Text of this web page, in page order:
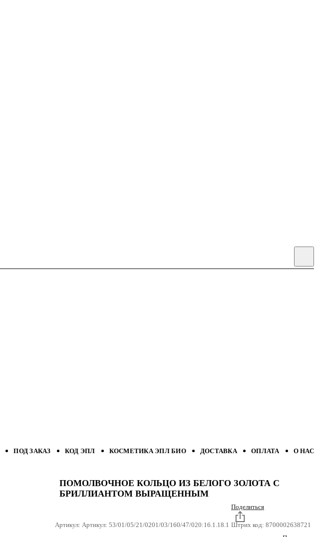
ПОД ЗАКАЗ КОД ЭПЛ КОСМЕТИКА ЭПЛ БИО ДОСТАВКА ОПЛАТА О НАС
ПОМОЛВОЧНОЕ КОЛЬЦО ИЗ БЕЛОГО ЗОЛОТА С
БРИЛЛИАНТОМ ВЫРАЩЕННЫМ
Артикул: Артикул: 53/01/05/21/0201/03/160/47/020:16.1.18.1
Поделиться
Штрих код: 8700002638721